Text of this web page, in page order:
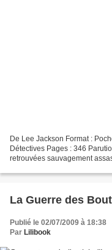
De Lee Jackson Format :
Détectives Pages : 346
retrouvées sauvagement
La Guerre des
Publié le 02/07/2009 à 18:38
Par Lilibook